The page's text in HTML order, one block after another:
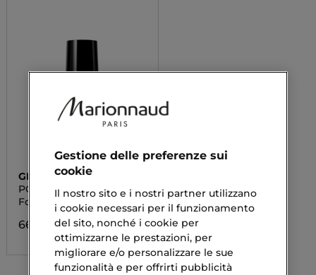
GIORGIO ARMANI
POWER FABRIC +
Fondotinta
66,90 €
Gestione delle preferenze sui
cookie
Il nostro sito e i nostri partner utilizzano
i cookie necessari per il funzionamento
del sito, nonché i cookie per
ottimizzarne le prestazioni, per
migliorare e/o personalizzare le sue
funzionalità e per offrirti pubblicità